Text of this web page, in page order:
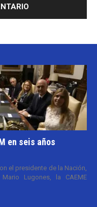
en seis años
el presidente de la Nación,
Lugones, la CAEME